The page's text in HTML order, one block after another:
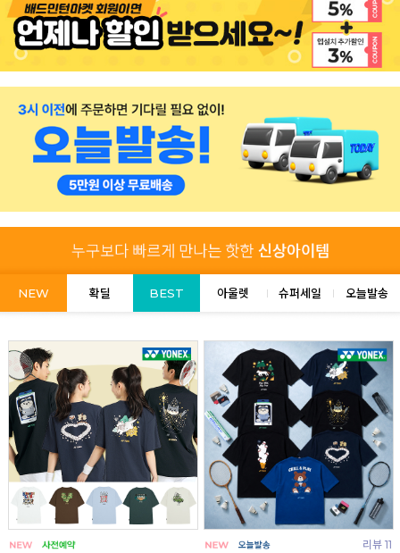
NEW 확딜 BEST 아울렛 슈퍼세일 오늘발송
리뷰 11